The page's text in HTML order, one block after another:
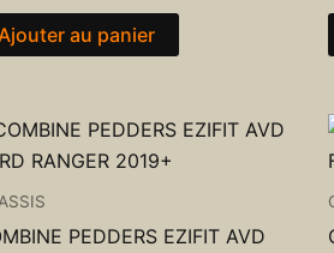
au panier
PEDDERS EZIFIT AVD